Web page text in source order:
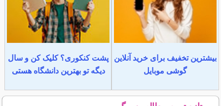
بیشترین تخفیف برای خرید آنلاین
گوشی موبایل
پشت کنکوری؟ کلیک کن و سال
دیگه تو بهترین دانشگاه هستی